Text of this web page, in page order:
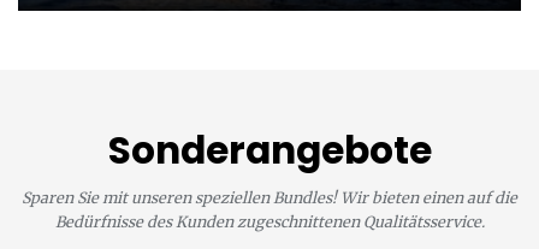
Sonderangebote
Sparen Sie mit unseren speziellen Bundles! Wir bieten einen auf die
Bedürfnisse des Kunden zugeschnittenen Qualitätsservice.